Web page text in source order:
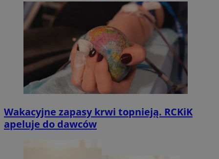
Wakacyjne zapasy krwi topnieją. RCKiK
apeluje do dawców